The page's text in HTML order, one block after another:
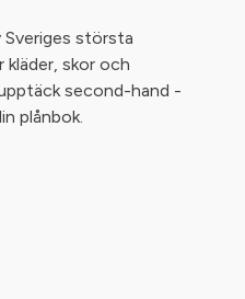
Sveriges största
kläder, skor och
second-hand -
plånbok.